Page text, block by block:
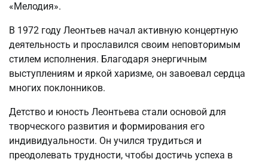
«Мелодия».
В 1972 году Леонтьев начал активную концертную
деятельность и прославился своим неповторимым
стилем исполнения. Благодаря энергичным
выступлениям и яркой харизме, он завоевал сердца
многих поклонников.
Детство и юность Леонтьева стали основой для
творческого развития и формирования его
индивидуальности. Он учился трудиться и
преодолевать трудности, чтобы достичь успеха в